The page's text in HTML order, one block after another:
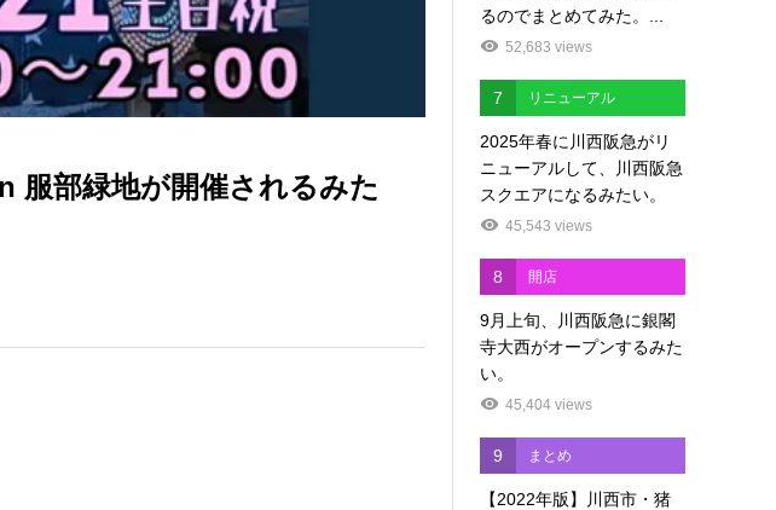
服部緑地が開催されるみた
るのでまとめてみた。...
52,683 views
7 リニューアル
2025年春に川西阪急がリ
ニューアルして、川西阪急
スクエアになるみたい。
45,543 views
8 開店
9月上旬、川西阪急に銀閣
寺大西がオープンするみた
い。
45,404 views
9 まとめ
【2022年版】川西市・猪